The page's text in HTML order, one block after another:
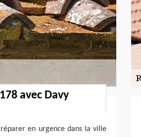
avec Davy
en urgence dans la ville